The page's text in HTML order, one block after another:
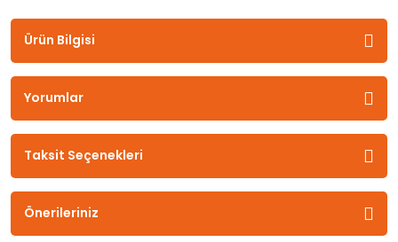
Ürün Bilgisi
Yorumlar
Taksit Seçenekleri
Önerileriniz